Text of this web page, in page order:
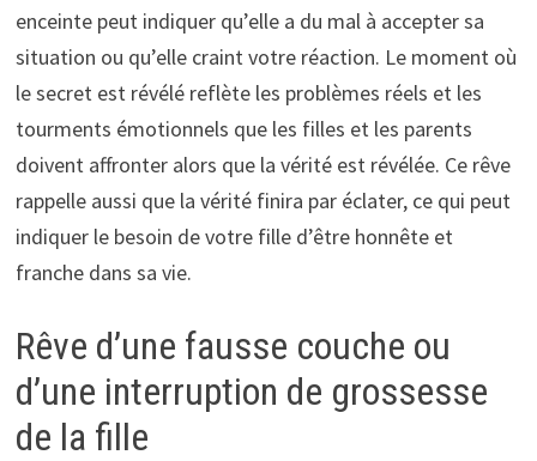
enceinte peut indiquer qu’elle a du mal à accepter sa
situation ou qu’elle craint votre réaction. Le moment où
le secret est révélé reflète les problèmes réels et les
tourments émotionnels que les filles et les parents
doivent affronter alors que la vérité est révélée. Ce rêve
rappelle aussi que la vérité finira par éclater, ce qui peut
indiquer le besoin de votre fille d’être honnête et
franche dans sa vie.
Rêve d’une fausse couche ou
d’une interruption de grossesse
de la fille